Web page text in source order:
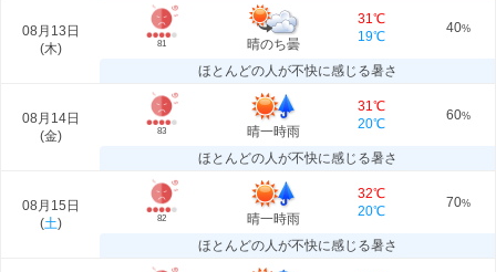
08月13日
(木) 81 晴のち曇
31℃
19℃
40%
ほとんどの人が不快に感じる暑さ
08月14日
(金) 83 晴一時雨
31℃
20℃
60%
ほとんどの人が不快に感じる暑さ
08月15日
(土) 82 晴一時雨
32℃
20℃
70%
ほとんどの人が不快に感じる暑さ